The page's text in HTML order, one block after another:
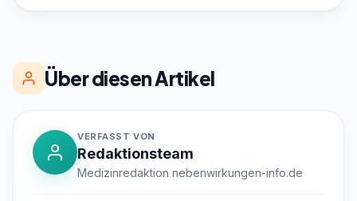
Über diesen Artikel
VERFASST VON
Redaktionsteam
Medizinredaktion nebenwirkungen-info.de